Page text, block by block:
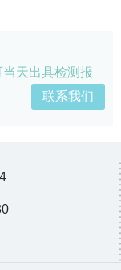
天出具检测报
联系我们